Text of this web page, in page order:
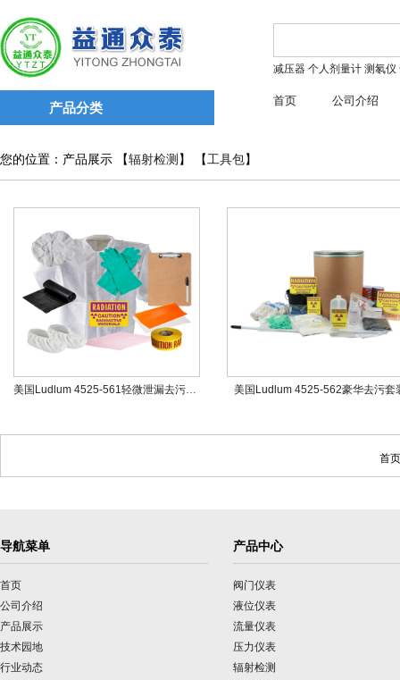
产品分类
减压器 个人剂量计 测氡仪
首页 公司介绍
您的位置：产品展示 【辐射检测 】 【工具包】
美国Ludlum 4525-561轻微泄漏去污套装 美国Ludlum 4525-562豪华去污套
首
导航菜单
首页
公司介绍
产品展示
技术园地
行业动态
产品中心
阀门仪表
液位仪表
流量仪表
压力仪表
辐射检测